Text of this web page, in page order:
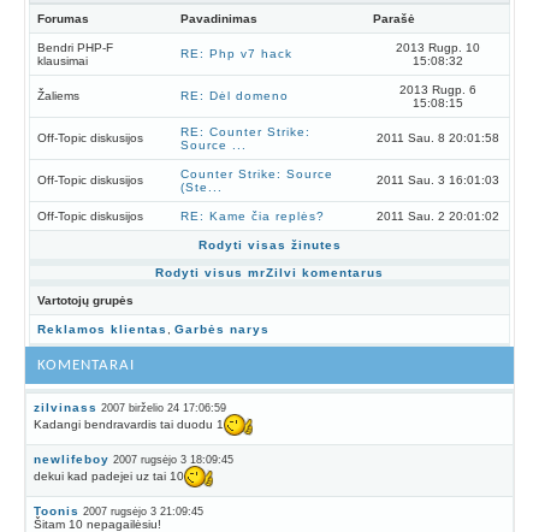
Forumas Pavadinimas Parašė
Bendri PHP-F
klausimai
RE: Php v7 hack
2013 Rugp. 10
15:08:32
Žaliems RE: Dėl domeno
2013 Rugp. 6
15:08:15
Off-Topic diskusijos
RE: Counter Strike:
Source ...
2011 Sau. 8 20:01:58
Off-Topic diskusijos
Counter Strike: Source
(Ste...
2011 Sau. 3 16:01:03
Off-Topic diskusijos RE: Kame čia replės? 2011 Sau. 2 20:01:02
Rodyti visas žinutes
Rodyti visus mrZilvi komentarus
Vartotojų grupės
Reklamos klientas Garbės narys
KOMENTARAI
zilvinass 2007 birželio 24 17:06:59
Kadangi bendravardis tai duodu 1
newlifeboy 2007 rugsėjo 3 18:09:45
dekui kad padejei uz tai 10
Toonis 2007 rugsėjo 3 21:09:45
Šitam 10 nepagailėsiu!